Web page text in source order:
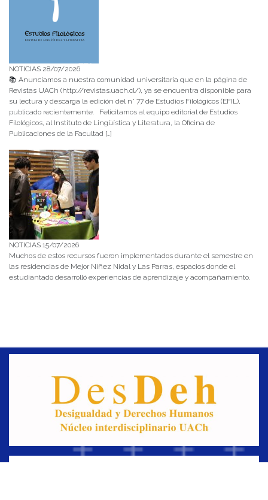
NOTICIAS 28/07/2026
📚 Anunciamos a nuestra comunidad universitaria que en la página de
Revistas UACh (http://revistas.uach.cl/), ya se encuentra disponible para
su lectura y descarga la edición del n° 77 de Estudios Filológicos (EFIL),
publicado recientemente. Felicitamos al equipo editorial de Estudios
Filológicos, al Instituto de Lingüística y Literatura, la Oficina de
Publicaciones de la Facultad […]
NOTICIAS 15/07/2026
Muchos de estos recursos fueron implementados durante el semestre en
las residencias de Mejor Niñez Nidal y Las Parras, espacios donde el
estudiantado desarrolló experiencias de aprendizaje y acompañamiento.